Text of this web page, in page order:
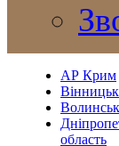
АР Крим
область